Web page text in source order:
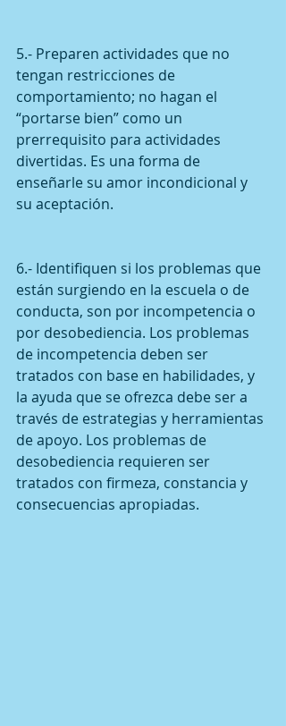
5.- Preparen actividades que no
tengan restricciones de
comportamiento; no hagan el
“portarse bien” como un
prerrequisito para actividades
divertidas. Es una forma de
enseñarle su amor incondicional y
su aceptación.
6.- Identifiquen si los problemas que
están surgiendo en la escuela o de
conducta, son por incompetencia o
por desobediencia. Los problemas
de incompetencia deben ser
tratados con base en habilidades, y
la ayuda que se ofrezca debe ser a
través de estrategias y herramientas
de apoyo. Los problemas de
desobediencia requieren ser
tratados con firmeza, constancia y
consecuencias apropiadas.